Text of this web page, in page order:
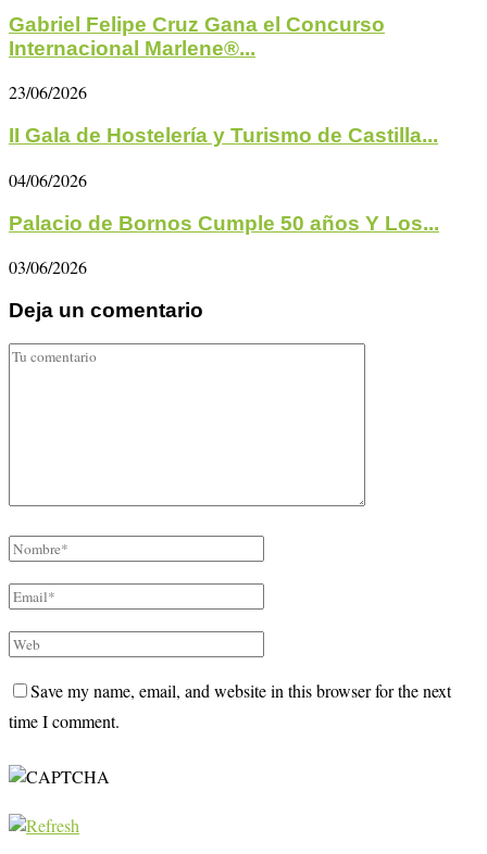
Gabriel Felipe Cruz Gana el Concurso
Internacional Marlene®...
23/06/2026
II Gala de Hostelería y Turismo de Castilla...
04/06/2026
Palacio de Bornos Cumple 50 años Y Los...
03/06/2026
Deja un comentario
Save my name, email, and website in this browser for the next
time I comment.